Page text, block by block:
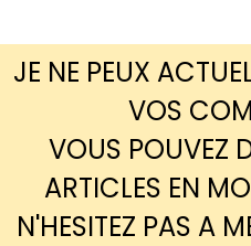
JE NE PEUX
VOS
VOUS POUVEZ
ARTICLES EN
N'HESITEZ PAS A